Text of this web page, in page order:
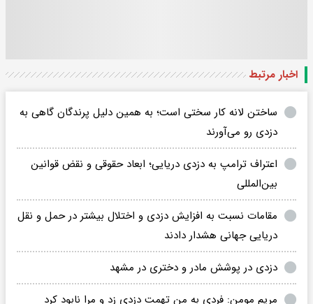
اخبار مرتبط
ساختن لانه کار سختی است؛ به همین دلیل پرندگان گاهی به
دزدی رو می‌آورند
اعتراف ترامپ به دزدی دریایی؛ ابعاد حقوقی و نقض قوانین
بین‌المللی
مقامات نسبت به افزایش دزدی و اختلال بیشتر در حمل و نقل
دریایی جهانی هشدار دادند
دزدی در پوشش مادر و دختری در مشهد
مریم مومن: فردی به من تهمت دزدی زد و مرا نابود کرد